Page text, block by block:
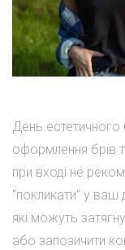
День
оформлення брів
при вході не
"покликати" у ваш
які можуть
або запозичити